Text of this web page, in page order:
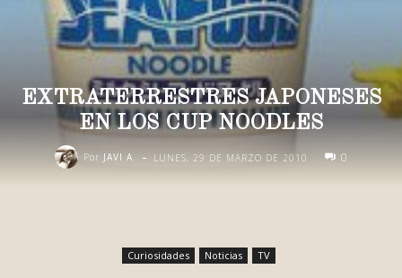
EXTRATERRESTRES JAPONESES
EN LOS CUP NOODLES
Por JAVI A. - LUNES, 29 DE MARZO DE 2010 0
Curiosidades Noticias TV